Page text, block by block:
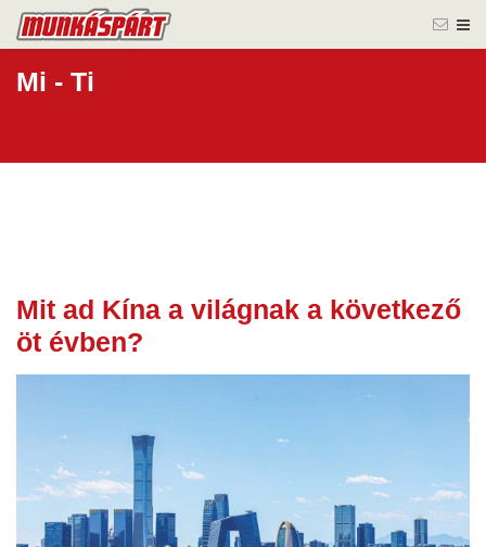
Mi - Ti
20 okt.
2025
Mit ad Kína a világnak a következő
öt évben?